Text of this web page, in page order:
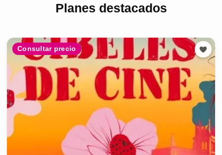
Planes destacados
Consultar precio